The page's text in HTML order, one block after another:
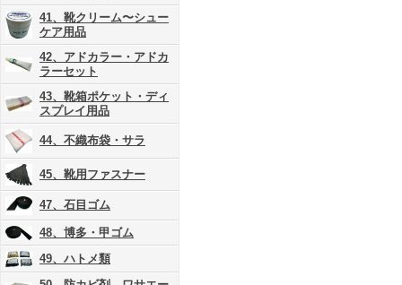
41、靴クリーム〜シュー
ケア用品
42、アドカラー・アドカ
ラーセット
43、靴箱ポケット・ディ
スプレイ用品
44、不織布袋・サラ
45、靴用ファスナー
47、石目ゴム
48、博多・甲ゴム
49、ハトメ類